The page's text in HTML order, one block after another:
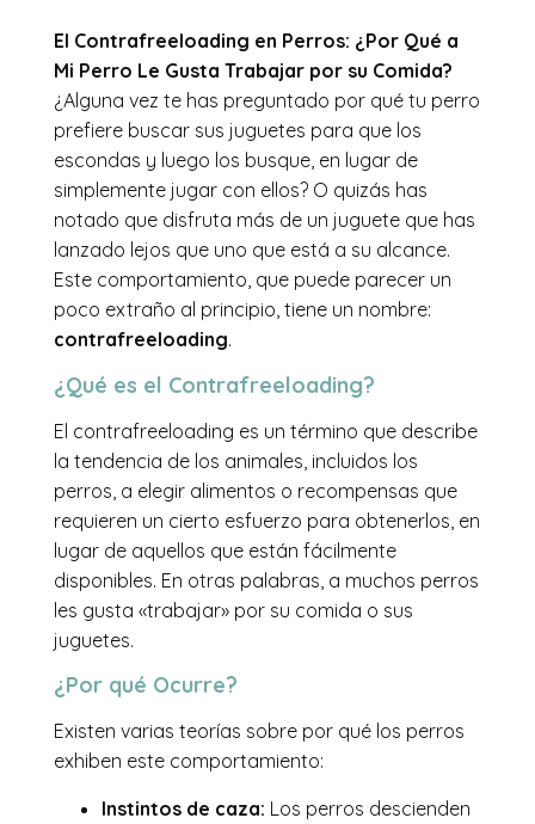
El Contrafreeloading en Perros: ¿Por Qué a
Mi Perro Le Gusta Trabajar por su Comida?
¿Alguna vez te has preguntado por qué tu perro
prefiere buscar sus juguetes para que los
escondas y luego los busque, en lugar de
simplemente jugar con ellos? O quizás has
notado que disfruta más de un juguete que has
lanzado lejos que uno que está a su alcance.
Este comportamiento, que puede parecer un
poco extraño al principio, tiene un nombre:
contrafreeloading.
¿Qué es el Contrafreeloading?
El contrafreeloading es un término que describe
la tendencia de los animales, incluidos los
perros, a elegir alimentos o recompensas que
requieren un cierto esfuerzo para obtenerlos, en
lugar de aquellos que están fácilmente
disponibles. En otras palabras, a muchos perros
les gusta «trabajar» por su comida o sus
juguetes.
¿Por qué Ocurre?
Existen varias teorías sobre por qué los perros
exhiben este comportamiento:
Instintos de caza: Los perros descienden